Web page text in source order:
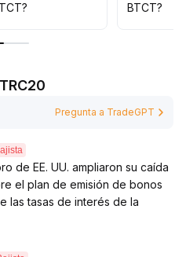
BTCT?
Pregunta a TradeGPT
de EE. UU. ampliaron su caída
el plan de emisión de bonos
las tasas de interés de la